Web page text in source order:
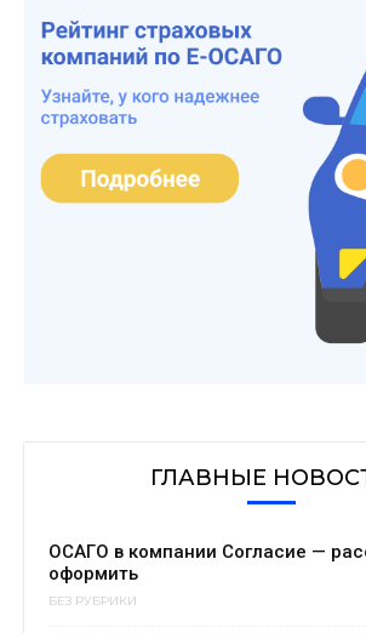
ГЛАВНЫЕ
ОСАГО в компании Согласие —
оформить
БЕЗ РУБРИКИ